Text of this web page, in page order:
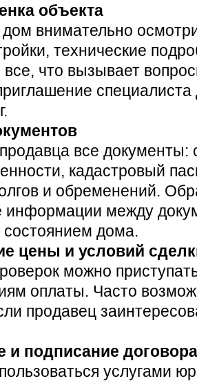
объекта
внимательно
технические
что вызывает
все документы:
кадастровый
и обременений.
информации между
дома.
цены и условий
можно
оплаты. Часто
продавец
и подписание договора
услугами